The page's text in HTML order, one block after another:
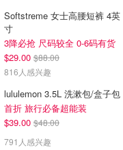
Softstreme 女士高腰短裤 4英
寸
3降必抢 尺码较全 0-6码有货
$29.00 $88.00
816人感兴趣
lululemon 3.5L 洗漱包/盒子包
首折 旅行必备超能装
$39.00 $48.00
791人感兴趣